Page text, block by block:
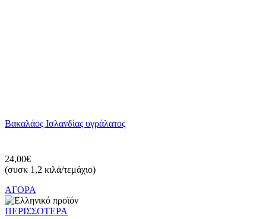
Βακαλάος Ισλανδίας υγράλατος
24,00€
(συσκ 1,2 κιλά/τεμάχιο)
ΑΓΟΡΑ
ΠΕΡΙΣΣΟΤΕΡΑ